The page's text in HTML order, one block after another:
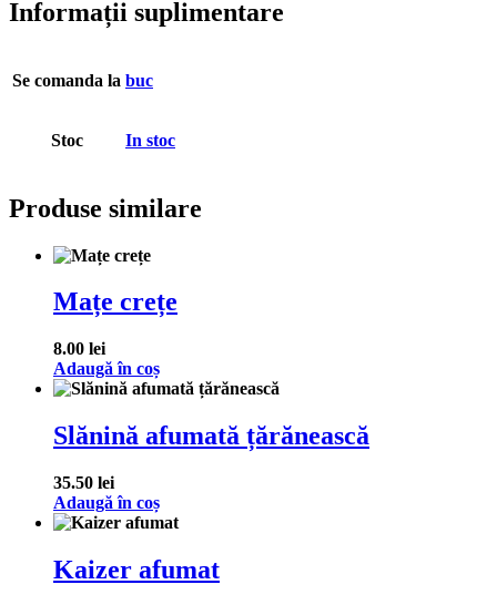
Informații suplimentare
Se comanda la buc
Stoc In stoc
Produse similare
Mațe crețe
8.00 lei
Adaugă în coș
Slănină afumată țărănească
35.50 lei
Adaugă în coș
Kaizer afumat